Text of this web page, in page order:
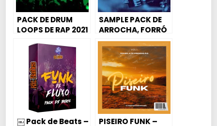
PACK DE DRUM
LOOPS DE RAP 2021
SAMPLE PACK DE
ARROCHA, FORRÓ
E PAGODÃO 2021
(KIT COM
BATERIAS)
￼ Pack de Beats – PISEIRO FUNK –